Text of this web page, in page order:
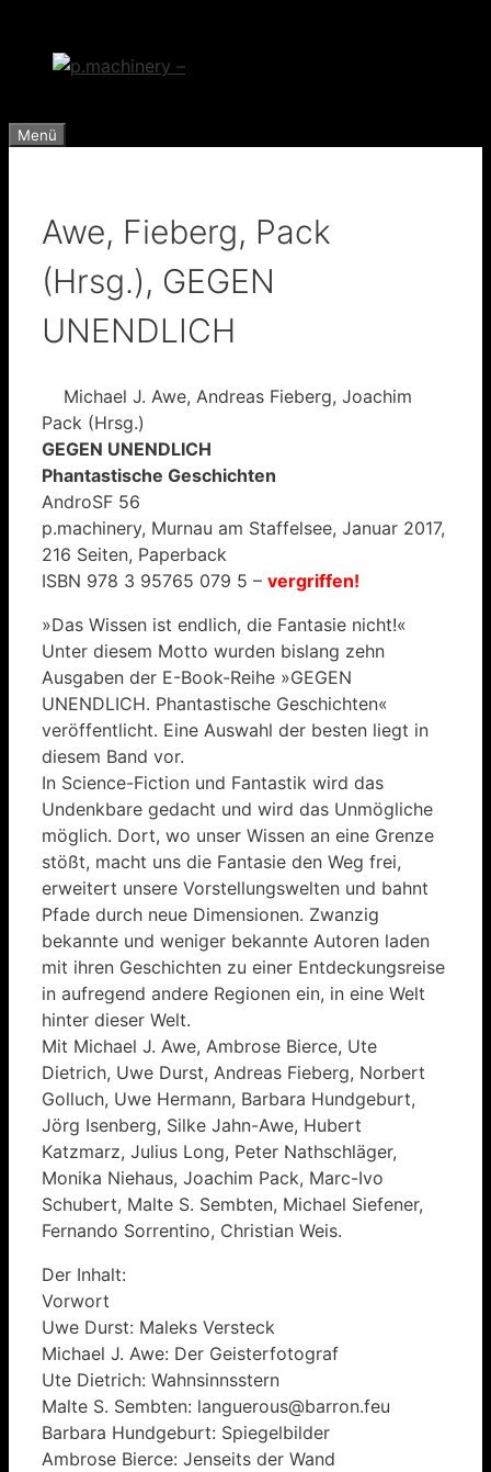
springen
Menü
Awe, Fieberg, Pack
(Hrsg.), GEGEN
UNENDLICH
Michael J. Awe, Andreas Fieberg, Joachim
Pack (Hrsg.)
GEGEN UNENDLICH
Phantastische Geschichten
AndroSF 56
p.machinery, Murnau am Staffelsee, Januar 2017,
216 Seiten, Paperback
ISBN 978 3 95765 079 5 – vergriffen!
»Das Wissen ist endlich, die Fantasie nicht!«
Unter diesem Motto wurden bislang zehn
Ausgaben der E-Book-Reihe »GEGEN
UNENDLICH. Phantastische Geschichten«
veröffentlicht. Eine Auswahl der besten liegt in
diesem Band vor.
In Science-Fiction und Fantastik wird das
Undenkbare gedacht und wird das Unmögliche
möglich. Dort, wo unser Wissen an eine Grenze
stößt, macht uns die Fantasie den Weg frei,
erweitert unsere Vorstellungswelten und bahnt
Pfade durch neue Dimensionen. Zwanzig
bekannte und weniger bekannte Autoren laden
mit ihren Geschichten zu einer Entdeckungsreise
in aufregend andere Regionen ein, in eine Welt
hinter dieser Welt.
Mit Michael J. Awe, Ambrose Bierce, Ute
Dietrich, Uwe Durst, Andreas Fieberg, Norbert
Golluch, Uwe Hermann, Barbara Hundgeburt,
Jörg Isenberg, Silke Jahn-Awe, Hubert
Katzmarz, Julius Long, Peter Nathschläger,
Monika Niehaus, Joachim Pack, Marc-Ivo
Schubert, Malte S. Sembten, Michael Siefener,
Fernando Sorrentino, Christian Weis.
Der Inhalt:
Vorwort
Uwe Durst: Maleks Versteck
Michael J. Awe: Der Geisterfotograf
Ute Dietrich: Wahnsinnsstern
Malte S. Sembten: languerous@barron.feu
Barbara Hundgeburt: Spiegelbilder
Ambrose Bierce: Jenseits der Wand